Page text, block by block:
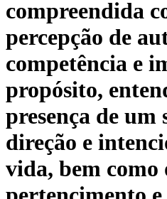
compreendida
percepção de
competência e
propósito,
presença de um
direção e
vida, bem como